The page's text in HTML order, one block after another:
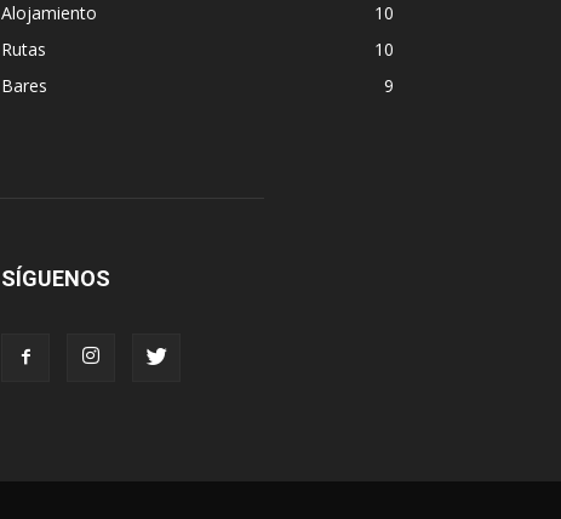
Alojamiento
10
Rutas
10
Bares
9
SÍGUENOS